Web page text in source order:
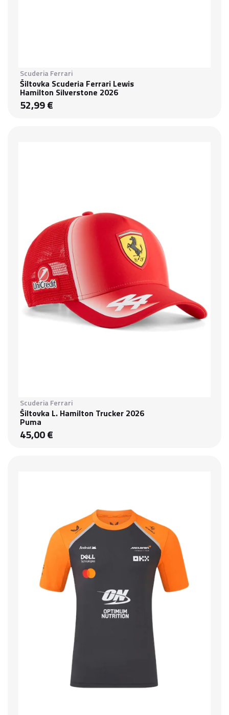
Scuderia Ferrari
Šiltovka Scuderia Ferrari Lewis
Hamilton Silverstone 2026
52,99 €
Scuderia Ferrari
Šiltovka L. Hamilton Trucker 2026
Puma
45,00 €